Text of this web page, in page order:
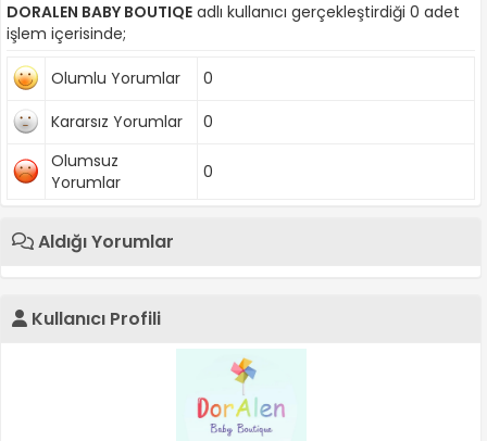
DORALEN BABY BOUTIQE adlı kullanıcı gerçekleştirdiği 0 adet
işlem içerisinde;
Olumlu Yorumlar
0
Kararsız Yorumlar
0
Olumsuz
Yorumlar
0
Aldığı Yorumlar
Kullanıcı Profili